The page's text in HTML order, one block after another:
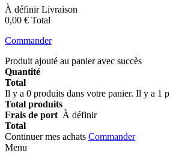
À définirLivraison
0,00 € Total
Commander
Produit ajouté au panier avec succès
Quantité
Total
Il y a 0 produits dans votre panier. Il y a 1
Total produits
Frais de port À définir
Total
Continuer mes achats Commander
Menu